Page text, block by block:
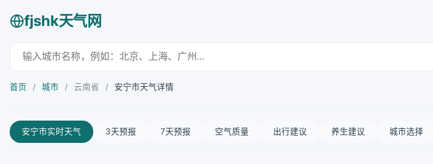
fjshk天气网
首页 / 城市 / 云南省 / 安宁市天气详情
安宁市实时天气 3天预报 7天预报 空气质量 出行建议 养生建议 城市选择